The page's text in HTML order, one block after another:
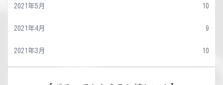
2021年5月 10
2021年4月 9
2021年3月 10